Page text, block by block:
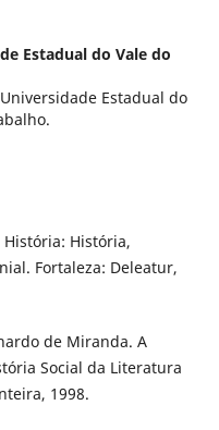
Estadual do Vale do
Estadual do
História: História,
Fortaleza: Deleatur,
de Miranda. A
Social da Literatura
1998.